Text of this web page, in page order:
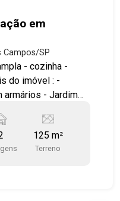
em
Campos/SP
vias da
125 m²
Terreno